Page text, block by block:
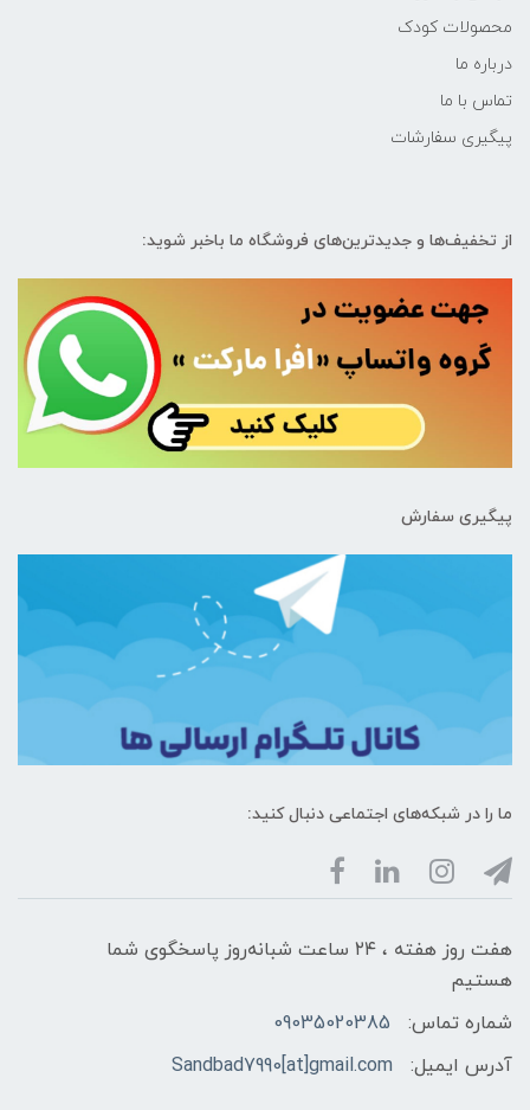
محصولات کودک
درباره ما
تماس با ما
پیگیری سفارشات
از تخفیف‌ها و جدیدترین‌های فروشگاه ما باخبر شوید:
پیگیری سفارش
ما را در شبکه‌های اجتماعی دنبال کنید:
هفت روز هفته ، ۲۴ ساعت شبانه‌روز پاسخگوی شما
هستیم
شماره تماس:
09035020385
آدرس ایمیل:
Sandbad7990[at]gmail.com